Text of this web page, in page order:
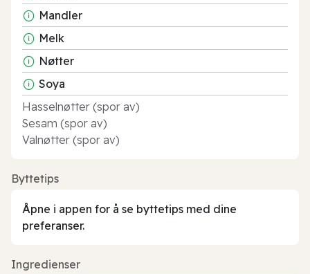
Mandler
Melk
Nøtter
Soya
Hasselnøtter (spor av)
Sesam (spor av)
Valnøtter (spor av)
Byttetips
Åpne i appen for å se byttetips med dine
preferanser.
Ingredienser